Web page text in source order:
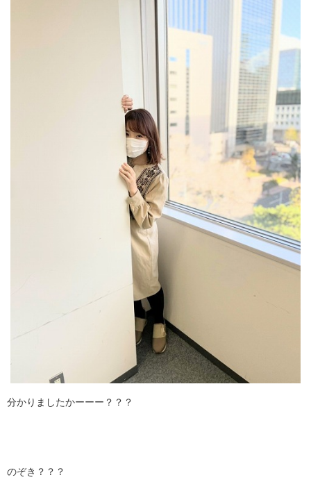
分かりましたかーーー？？？
のぞき？？？